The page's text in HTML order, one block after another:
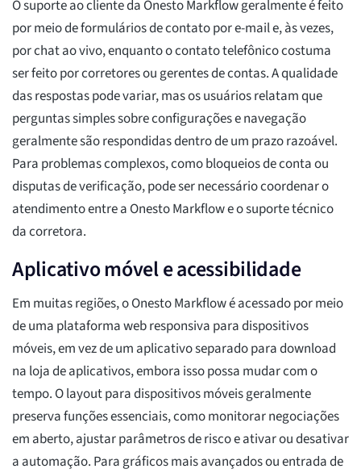
O suporte ao cliente da Onesto Markflow geralmente é feito
por meio de formulários de contato por e-mail e, às vezes,
por chat ao vivo, enquanto o contato telefônico costuma
ser feito por corretores ou gerentes de contas. A qualidade
das respostas pode variar, mas os usuários relatam que
perguntas simples sobre configurações e navegação
geralmente são respondidas dentro de um prazo razoável.
Para problemas complexos, como bloqueios de conta ou
disputas de verificação, pode ser necessário coordenar o
atendimento entre a Onesto Markflow e o suporte técnico
da corretora.
Aplicativo móvel e acessibilidade
Em muitas regiões, o Onesto Markflow é acessado por meio
de uma plataforma web responsiva para dispositivos
móveis, em vez de um aplicativo separado para download
na loja de aplicativos, embora isso possa mudar com o
tempo. O layout para dispositivos móveis geralmente
preserva funções essenciais, como monitorar negociações
em aberto, ajustar parâmetros de risco e ativar ou desativar
a automação. Para gráficos mais avançados ou entrada de